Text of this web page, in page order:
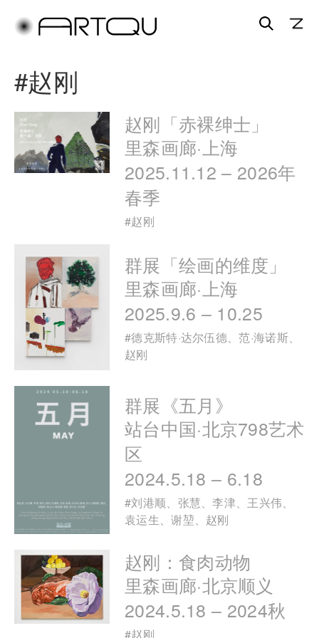
至
主
内
容
区
域
至
副
内
容
区
域
搜
#赵刚
赵刚「赤裸绅士」
里森画廊·上海
2025.11.12 – 2026年
春季
#赵刚
群展「绘画的维度」
里森画廊·上海
2025.9.6 – 10.25
#德克斯特·达尔伍德、范·海诺斯、
赵刚
群展《五月》
站台中国·北京798艺术
区
2024.5.18 – 6.18
#刘港顺、 张慧、李津、 王兴伟、
袁运生、谢堃、 赵刚
赵刚：食肉动物
里森画廊·北京顺义
2024.5.18 – 2024秋
#赵刚